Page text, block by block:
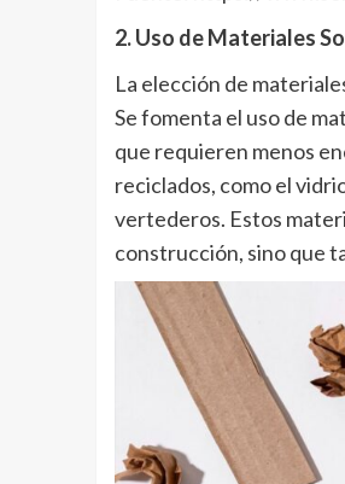
2. Uso de Materiales
La elección de
Se fomenta el uso de
que requieren menos
reciclados, como el
vertederos. Estos
construcción, sino que